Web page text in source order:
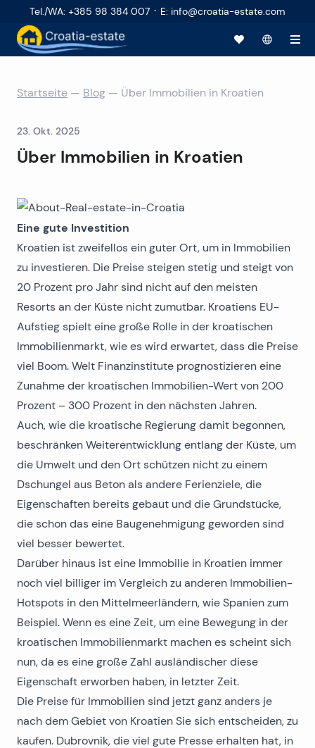
Tel./WA: +385 98 384 007 · E: info@croatia-estate.com
Startseite — Blog — Über Immobilien in Kroatien
23. Okt. 2025
Über Immobilien in Kroatien
Eine gute Investition
Kroatien ist zweifellos ein guter Ort, um in Immobilien
zu investieren. Die Preise steigen stetig und steigt von
20 Prozent pro Jahr sind nicht auf den meisten
Resorts an der Küste nicht zumutbar. Kroatiens EU-
Aufstieg spielt eine große Rolle in der kroatischen
Immobilienmarkt, wie es wird erwartet, dass die Preise
viel Boom. Welt Finanzinstitute prognostizieren eine
Zunahme der kroatischen Immobilien-Wert von 200
Prozent – 300 Prozent in den nächsten Jahren.
Auch, wie die kroatische Regierung damit begonnen,
beschränken Weiterentwicklung entlang der Küste, um
die Umwelt und den Ort schützen nicht zu einem
Dschungel aus Beton als andere Ferienziele, die
Eigenschaften bereits gebaut und die Grundstücke,
die schon das eine Baugenehmigung geworden sind
viel besser bewertet.
Darüber hinaus ist eine Immobilie in Kroatien immer
noch viel billiger im Vergleich zu anderen Immobilien-
Hotspots in den Mittelmeerländern, wie Spanien zum
Beispiel. Wenn es eine Zeit, um eine Bewegung in der
kroatischen Immobilienmarkt machen es scheint sich
nun, da es eine große Zahl ausländischer diese
Eigenschaft erworben haben, in letzter Zeit.
Die Preise für Immobilien sind jetzt ganz anders je
nach dem Gebiet von Kroatien Sie sich entscheiden, zu
kaufen. Dubrovnik, die viel gute Presse erhalten hat, in